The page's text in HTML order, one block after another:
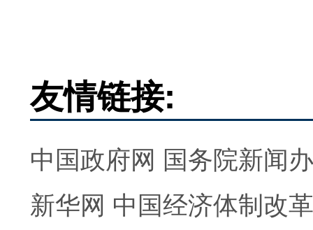
友情链接:
中国政府网 国务院新闻
新华网 中国经济体制改